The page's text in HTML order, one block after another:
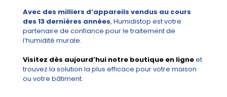
Avec des milliers d’appareils vendus au cours
des 13 dernières années, Humidistop est votre
partenaire de confiance pour le traitement de
l’humidité murale.
Visitez dès aujourd’hui notre boutique en ligneet
trouvez la solution la plus efficace pour votre maison
ou votre bâtiment.